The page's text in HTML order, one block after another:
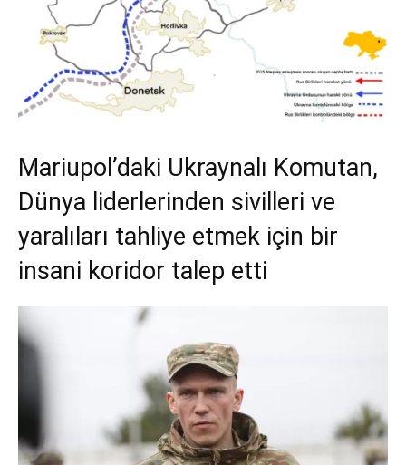
Mariupol’daki Ukraynalı Komutan,
Dünya liderlerinden sivilleri ve
yaralıları tahliye etmek için bir
insani koridor talep etti